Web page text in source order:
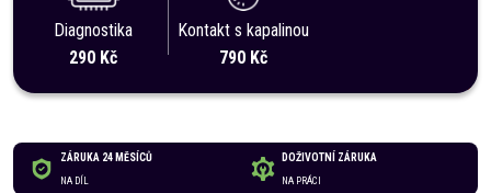
Diagnostika
290 Kč
Kontakt s kapalinou
790 Kč
ZÁRUKA 24 MĚSÍCŮ
NA DÍL
DOŽIVOTNÍ ZÁRUKA
NA PRÁCI